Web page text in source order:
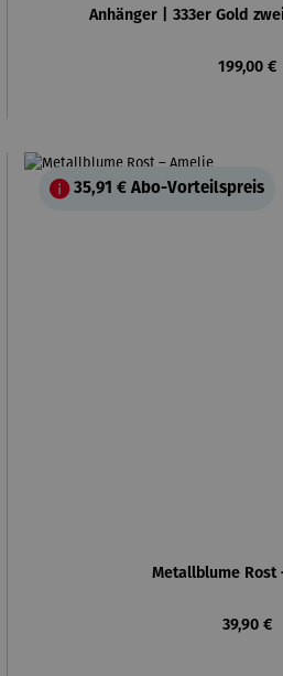
Anhänger | 333er Gold
199,00 €
35,91 € Abo-Vorteilspreis
Metallblume Rost
39,90 €